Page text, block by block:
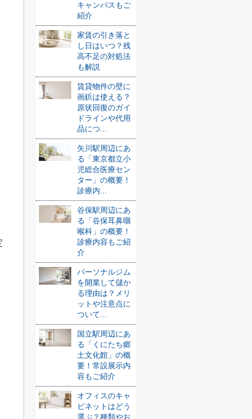
キャンパスもご
紹介
家賃の引き落と
し日はいつ？残
高不足の対処法
も解説
賃貸物件の壁に
画鋲は使える？
原状回復のガイ
ドラインや代用
品につ...
矢川駅周辺にあ
る「東京都立小
児総合医療セン
ター」の概要！
診療内...
谷保駅周辺にあ
る「谷保耳鼻咽
喉科」の概要！
診療内容もご紹
介
パーソナルジム
を開業して儲か
る理由は？メリ
ットや注意点に
ついて...
国立駅周辺にあ
る「くにたち郷
土文化館」の概
要！常設展示内
容もご紹介
オフィスのキャ
ビネットはどう
選ぶ？種類やお